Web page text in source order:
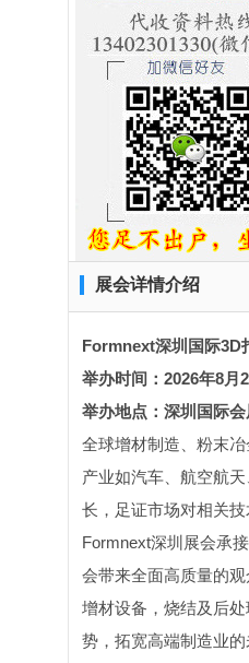
展会详情介绍
Formnext深圳国际3D
举办时间：2026年8月
举办地点：深圳国际
全球增材制造、粉末
产业如汽车、航空航
长，足证市场对相关技
Formnext深圳展会承
会带来全面高质量的
增材设备，烧结及后
势，拓宽高端制造业的